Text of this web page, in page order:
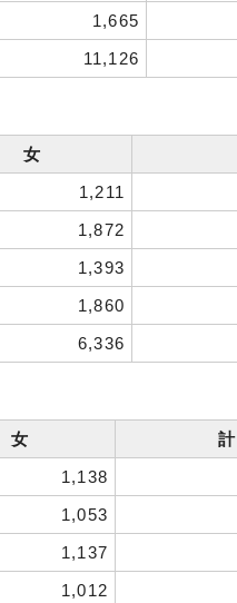
1,665
11,126
女
1,211
1,872
1,393
1,860
6,336
女 計
1,138
1,053
1,137
1,012